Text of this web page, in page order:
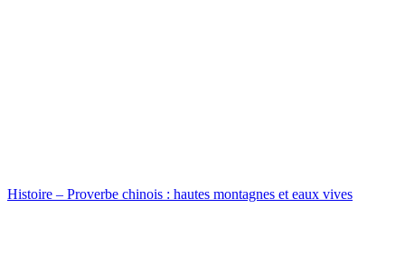
Histoire – Proverbe chinois : hautes montagnes et eaux vives